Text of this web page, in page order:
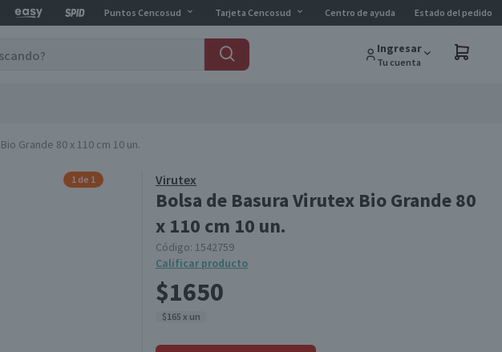
Puntos Cencosud Tarjeta Cencosud Centro de ayuda Estado del pedido
Ingresar
Tu cuenta
Grande 80 x 110 cm 10 un.
Virutex
Bolsa de Basura Virutex Bio Grande 80
x 110 cm 10 un.
Código: 1542759
Calificar producto
$1650
$165 x un
1 de 1